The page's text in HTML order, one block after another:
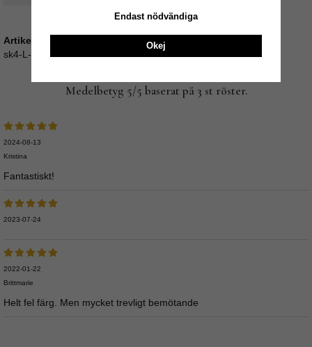
Artikelnummer:
sk4-L-90EKO
Medelbetyg 5/5 baserat på3 st röster.
2024-08-13
Kristina
Fantastiskt!
2023-07-24
2022-01-22
Brittmarie
Helt fel färg. Men mycket trevligt bemötande
Endast nödvändiga
Okej